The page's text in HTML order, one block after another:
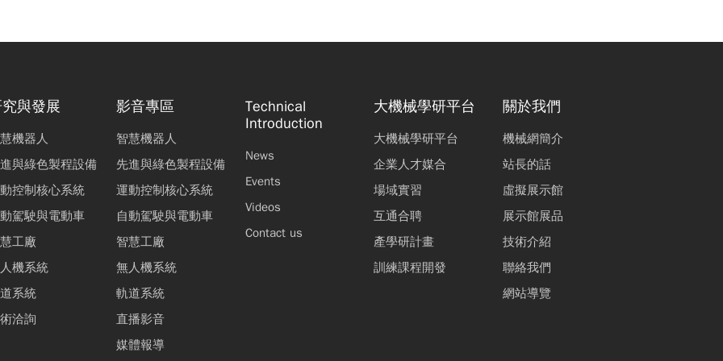
與發展
機器人
與綠色製程設備
控制核心系統
駕駛與電動車
工廠
機系統
系統
洽詢
影音專區
智慧機器人
先進與綠色製程設備
運動控制核心系統
自動駕駛與電動車
智慧工廠
無人機系統
軌道系統
直播影音
媒體報導
Technical
Introduction
News
Events
Videos
Contact us
大機械學研平台
大機械學研平台
企業人才媒合
場域實習
互通合聘
產學研計畫
訓練課程開發
關於我們
機械網簡介
站長的話
虛擬展示館
展示館展品
技術介紹
聯絡我們
網站導覽